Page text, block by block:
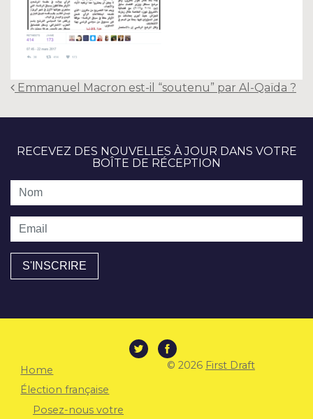
Post
navigation
Emmanuel Macron est-il “soutenu” par Al-Qaïda ?
RECEVEZ DES NOUVELLES À JOUR DANS VOTRE
BOÎTE DE RÉCEPTION
Nom
Email
Home
Élection française
Posez-nous votre
© 2026 First Draft